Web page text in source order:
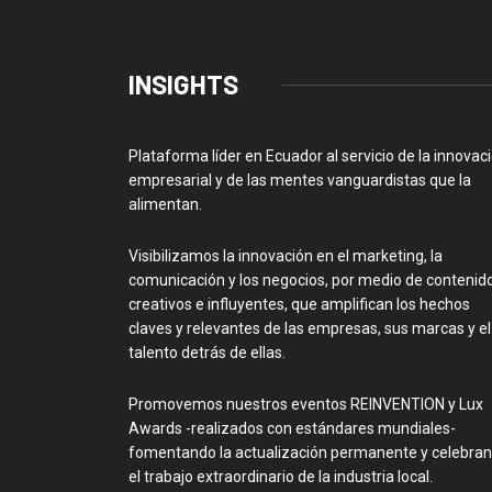
INSIGHTS
Plataforma líder en Ecuador al servicio de la
empresarial y de las mentes vanguardistas que la
alimentan.
Visibilizamos la innovación en el marketing, la
comunicación y los negocios, por medio de
creativos e influyentes, que amplifican los hechos
claves y relevantes de las empresas, sus marcas y el
talento detrás de ellas.
Promovemos nuestros eventos REINVENTION y Lux
Awards -realizados con estándares mundiales-
fomentando la actualización permanente y
el trabajo extraordinario de la industria local.